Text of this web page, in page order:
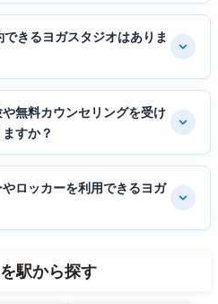
きるヨガスタジオはありま
無料カウンセリングを受け
すか？
ロッカーを利用できるヨガ
駅から探す